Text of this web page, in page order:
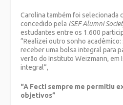
Carolina também foi selecionada
concedido pela ISEF Alumni
estudantes entre os 1.600
“Realizei outro sonho
receber uma bolsa integral para
verão do Instituto Weizmann, em
integral”,
“A Fecti sempre me permitiu
objetivos”